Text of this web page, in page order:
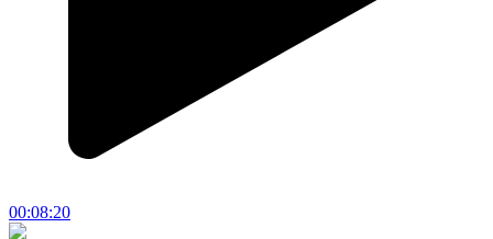
00:08:20